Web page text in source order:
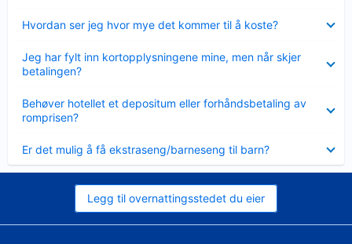
Hvordan ser jeg hvor mye det kommer til å koste?
mindre
Jeg har fylt inn kortopplysningene mine, men når skjer
betalingen?
mindre
Behøver hotellet et depositum eller forhåndsbetaling av
romprisen?
mindre
Er det mulig å få ekstraseng/barneseng til barn?
mindre
Legg til overnattingsstedet du eier